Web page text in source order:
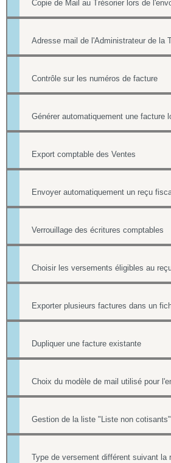
Contrôle sur les numéros de facture
Export comptable des Ventes
Verrouillage des écritures comptables
Dupliquer une facture existante
Gestion de la liste "Liste non cotisants"